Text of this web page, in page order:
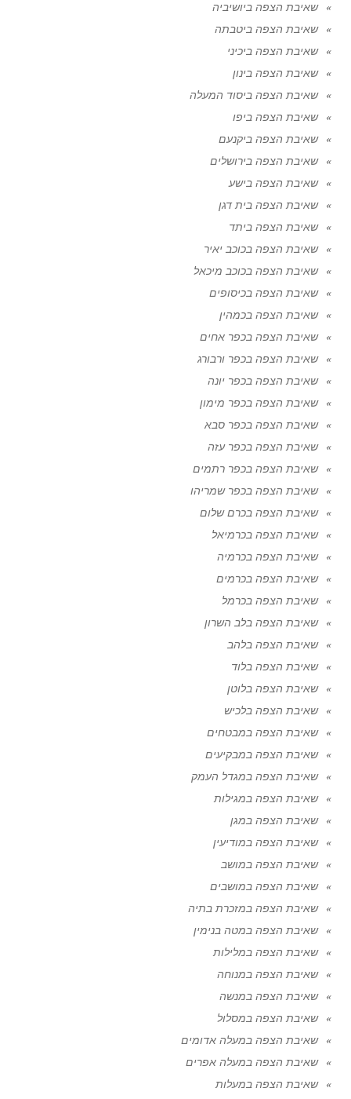
שאיבת הצפה ביושיביה
שאיבת הצפה ביטבתה
שאיבת הצפה ביכיני
שאיבת הצפה בינון
שאיבת הצפה ביסוד המעלה
שאיבת הצפה ביפו
שאיבת הצפה ביקנעם
שאיבת הצפה בירושלים
שאיבת הצפה בישע
שאיבת הצפה בית דגן
שאיבת הצפה ביתד
שאיבת הצפה בכוכב יאיר
שאיבת הצפה בכוכב מיכאל
שאיבת הצפה בכיסופים
שאיבת הצפה בכמהין
שאיבת הצפה בכפר אחים
שאיבת הצפה בכפר ורבורג
שאיבת הצפה בכפר יונה
שאיבת הצפה בכפר מימון
שאיבת הצפה בכפר סבא
שאיבת הצפה בכפר עזה
שאיבת הצפה בכפר רתמים
שאיבת הצפה בכפר שמריהו
שאיבת הצפה בכרם שלום
שאיבת הצפה בכרמיאל
שאיבת הצפה בכרמיה
שאיבת הצפה בכרמים
שאיבת הצפה בכרמל
שאיבת הצפה בלב השרון
שאיבת הצפה בלהב
שאיבת הצפה בלוד
שאיבת הצפה בלוטן
שאיבת הצפה בלכיש
שאיבת הצפה במבטחים
שאיבת הצפה במבקיעים
שאיבת הצפה במגדל העמק
שאיבת הצפה במגילות
שאיבת הצפה במגן
שאיבת הצפה במודיעין
שאיבת הצפה במושב
שאיבת הצפה במושבים
שאיבת הצפה במזכרת בתיה
שאיבת הצפה במטה בנימין
שאיבת הצפה במלילות
שאיבת הצפה במנוחה
שאיבת הצפה במנשה
שאיבת הצפה במסלול
שאיבת הצפה במעלה אדומים
שאיבת הצפה במעלה אפרים
שאיבת הצפה במעלות